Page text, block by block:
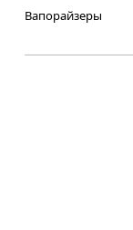
Вапорайзеры